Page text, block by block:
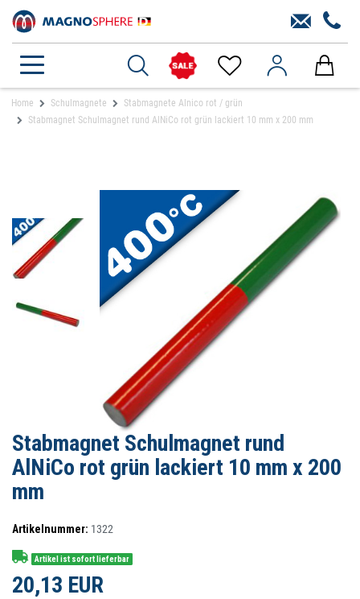
Home Schulmagnete
Stabmagnete Alnico rot / grün
Stabmagnet Schulmagnet rund AlNiCo rot grün lackiert 10 mm x 200 mm
Stabmagnet Schulmagnet rund
AlNiCo rot grün lackiert 10 mm x 200
mm
Artikelnummer: 1322
Artikel ist sofort lieferbar
20,13 EUR